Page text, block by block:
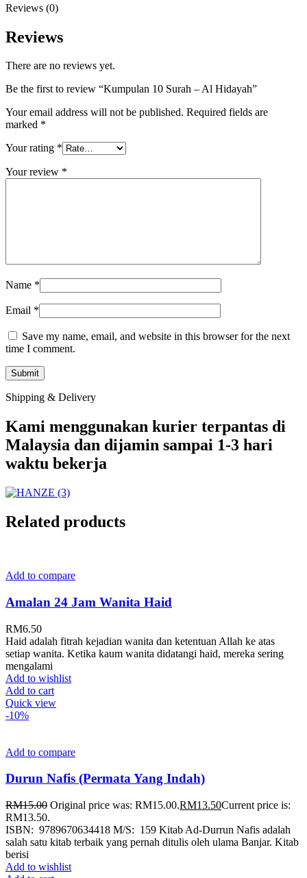
Reviews (0)
Reviews
There are no reviews yet.
Be the first to review “Kumpulan 10 Surah – Al Hidayah”
Your email address will not be published. Required fields are
marked *
Your rating *
Your review *
Name *
Email *
Save my name, email, and website in this browser for the next
time I comment.
Shipping & Delivery
Kami menggunakan kurier terpantas di
Malaysia dan dijamin sampai 1-3 hari
waktu bekerja
Related products
Add to compare
Amalan 24 Jam Wanita Haid
RM6.50
Haid adalah fitrah kejadian wanita dan ketentuan Allah ke atas
setiap wanita. Ketika kaum wanita didatangi haid, mereka sering
mengalami
Add to wishlist
Add to cart
Quick view
-10%
Add to compare
Durun Nafis (Permata Yang Indah)
RM15.00 Original price was: RM15.00.RM13.50Current price is:
RM13.50.
ISBN: 9789670634418 M/S: 159 Kitab Ad-Durrun Nafis adalah
salah satu kitab terbaik yang pernah ditulis oleh ulama Banjar. Kitab
berisi
Add to wishlist